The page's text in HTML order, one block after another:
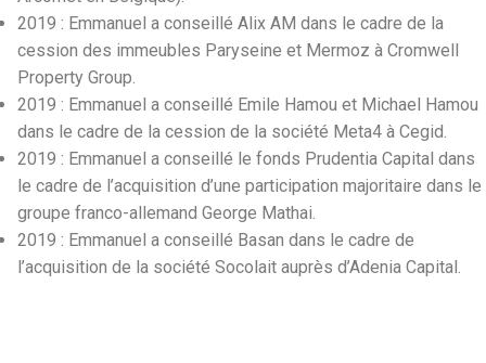
2019 : Emmanuel a conseillé Alix AM dans le cadre de la
cession des immeubles Paryseine et Mermoz à Cromwell
Property Group.
2019 : Emmanuel a conseillé Emile Hamou et Michael Hamou
dans le cadre de la cession de la société Meta4 à Cegid.
2019 : Emmanuel a conseillé le fonds Prudentia Capital dans
le cadre de l’acquisition d’une participation majoritaire dans le
groupe franco-allemand George Mathai.
2019 : Emmanuel a conseillé Basan dans le cadre de
l’acquisition de la société Socolait auprès d’Adenia Capital.